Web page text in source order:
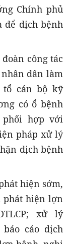
Chính phủ
để dịch bệnh
công tác
dân làm
tổ cán bộ kỹ
có ổ bệnh
phối hợp với
pháp xử lý
dịch bệnh
hiện sớm,
hiện lợn
xử lý
cáo dịch